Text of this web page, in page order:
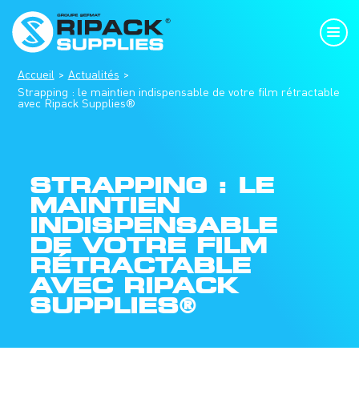
Accueil
Actualités
Strapping : le maintien indispensable de votre film rétractable
avec Ripack Supplies®
STRAPPING : LE
MAINTIEN
INDISPENSABLE
DE VOTRE FILM
RÉTRACTABLE
AVEC RIPACK
SUPPLIES®